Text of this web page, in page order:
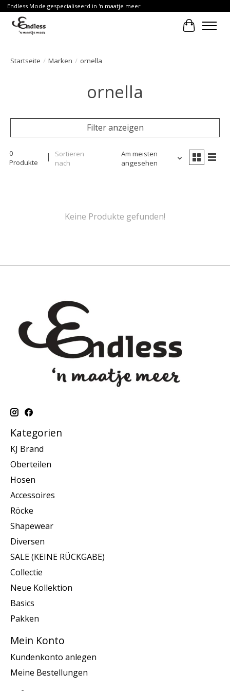
Endless Mode gespecialiseerd in 'n maatje meer
Ihr
Startseite / Marken / ornella
ornella
Filter anzeigen
0
Produkte
Sortieren
nach
Am meisten
angesehen
Keine Produkte gefunden!
Kategorien
KJ Brand
Oberteilen
Hosen
Accessoires
Röcke
Shapewear
Diversen
SALE (KEINE RÜCKGABE)
Collectie
Neue Kollektion
Basics
Pakken
Mein Konto
Kundenkonto anlegen
Meine Bestellungen